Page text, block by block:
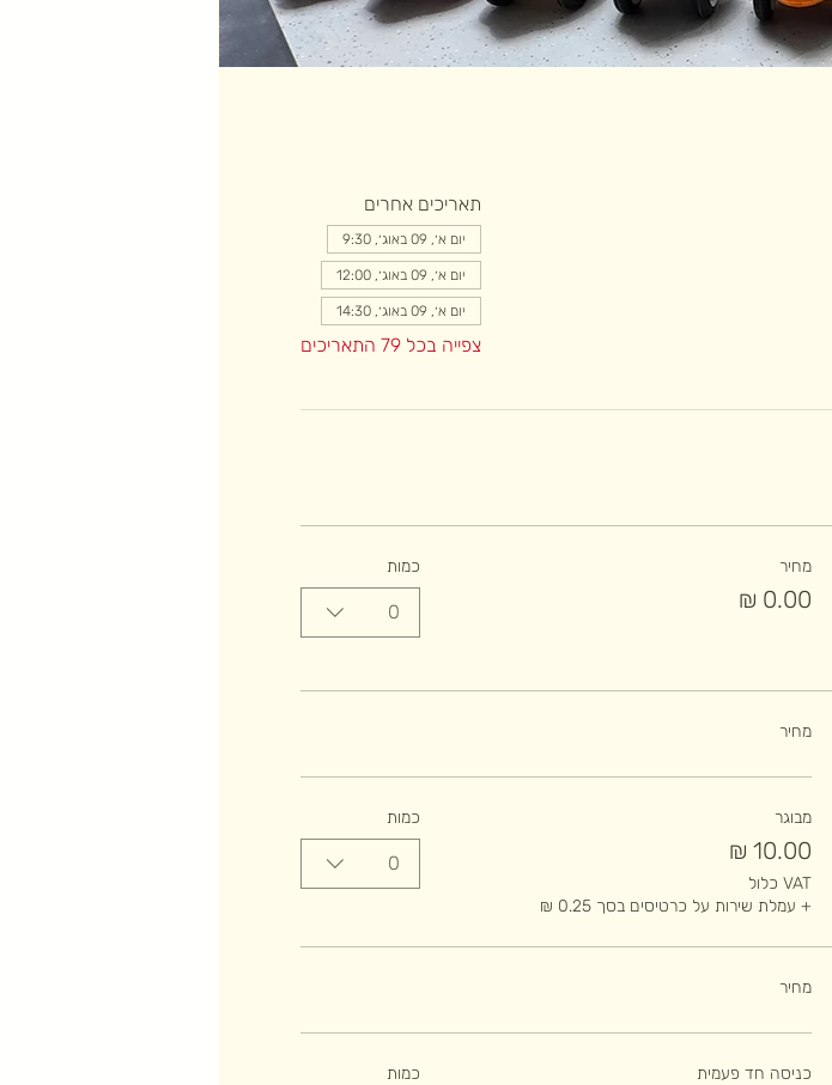
תאריכים אחרים
יום א׳, 09 באוג׳, 9:30
יום א׳, 09 באוג׳, 12:00
יום א׳, 09 באוג׳, 14:30
צפייה בכל 79 התאריכים
מחיר כמות
0
מחיר
מבוגר
VAT כלול
+ עמלת שירות על כרטיסים בסך ‏0.25 ‏₪
כמות
0
מחיר
כניסה חד פעמית כמות